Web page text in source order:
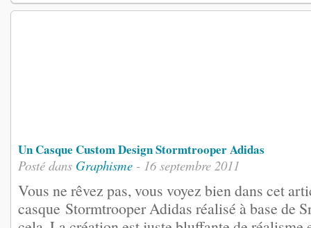
Un Casque Custom Design Stormtrooper Adidas
Posté dans Graphisme - 16 septembre 2011
Vous ne rêvez pas, vous voyez bien dans cet
casque Stormtrooper Adidas réalisé à base de